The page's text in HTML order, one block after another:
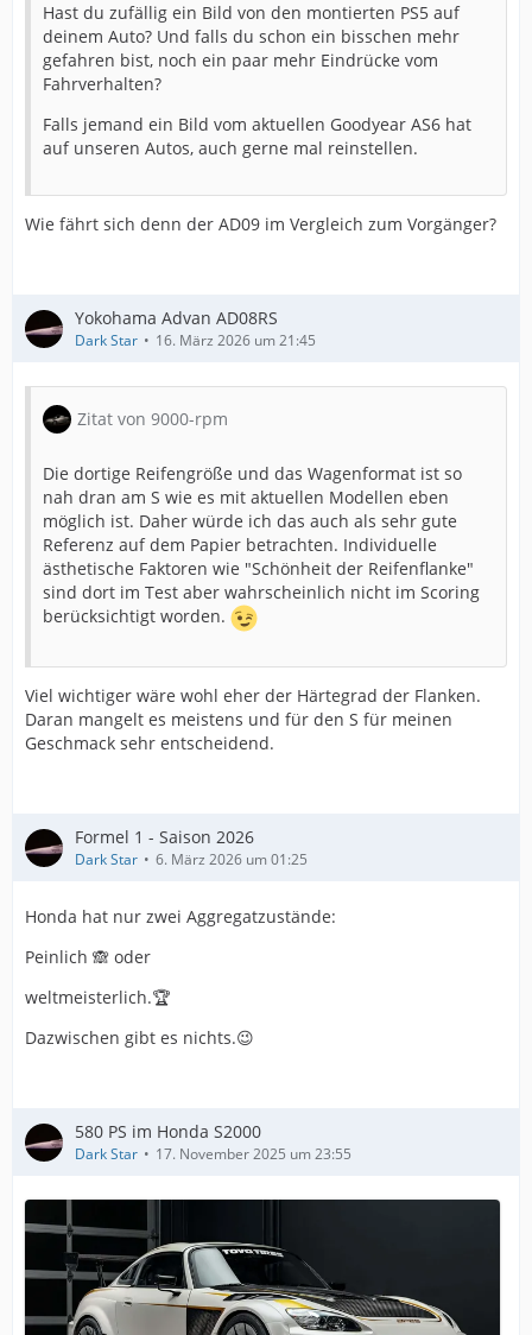
Hast du zufällig ein Bild von den montierten PS5 auf
deinem Auto? Und falls du schon ein bisschen mehr
gefahren bist, noch ein paar mehr Eindrücke vom
Fahrverhalten?
Falls jemand ein Bild vom aktuellen Goodyear AS6 hat
auf unseren Autos, auch gerne mal reinstellen.
Wie fährt sich denn der AD09 im Vergleich zum Vorgänger?
Yokohama Advan AD08RS
Dark Star 16. März 2026 um 21:45
Zitat von 9000-rpm
Die dortige Reifengröße und das Wagenformat ist so
nah dran am S wie es mit aktuellen Modellen eben
möglich ist. Daher würde ich das auch als sehr gute
Referenz auf dem Papier betrachten. Individuelle
ästhetische Faktoren wie "Schönheit der Reifenflanke"
sind dort im Test aber wahrscheinlich nicht im Scoring
berücksichtigt worden.
Viel wichtiger wäre wohl eher der Härtegrad der Flanken.
Daran mangelt es meistens und für den S für meinen
Geschmack sehr entscheidend.
Formel 1 - Saison 2026
Dark Star 6. März 2026 um 01:25
Honda hat nur zwei Aggregatzustände:
Peinlich 🙈 oder
weltmeisterlich.🏆
Dazwischen gibt es nichts.😉
580 PS im Honda S2000
Dark Star 17. November 2025 um 23:55